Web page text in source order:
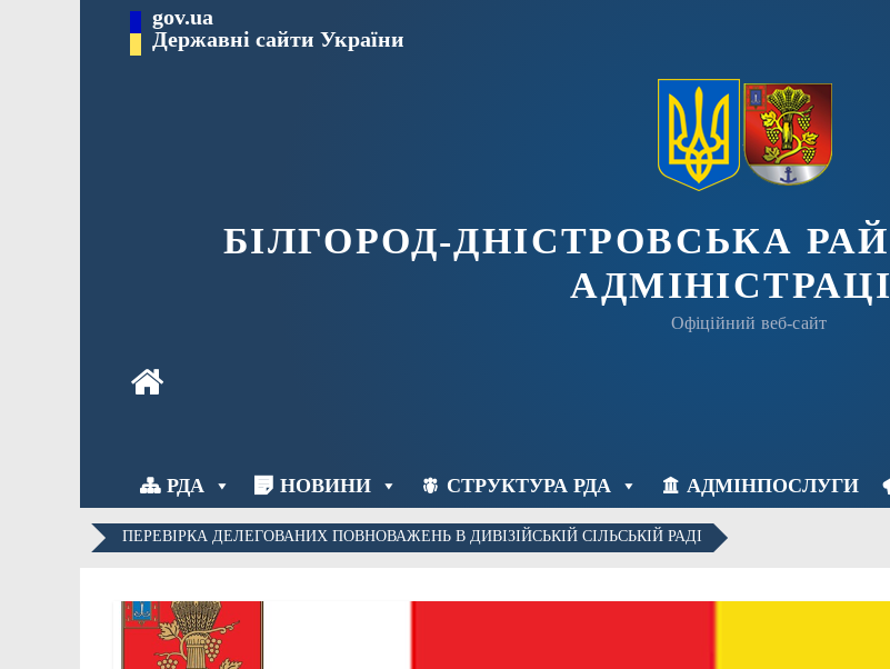
gov.ua
Державні сайти України
БІЛГОРОД-ДНІСТРОВСЬКА
Офіційний веб-сайт
РДА НОВИНИ СТРУКТУРА РДА АДМІНПОСЛУГИ
ПЕРЕВІРКА ДЕЛЕГОВАНИХ ПОВНОВАЖЕНЬ В ДИВІЗІЙСЬКІЙ СІЛЬСЬКІЙ РАДІ